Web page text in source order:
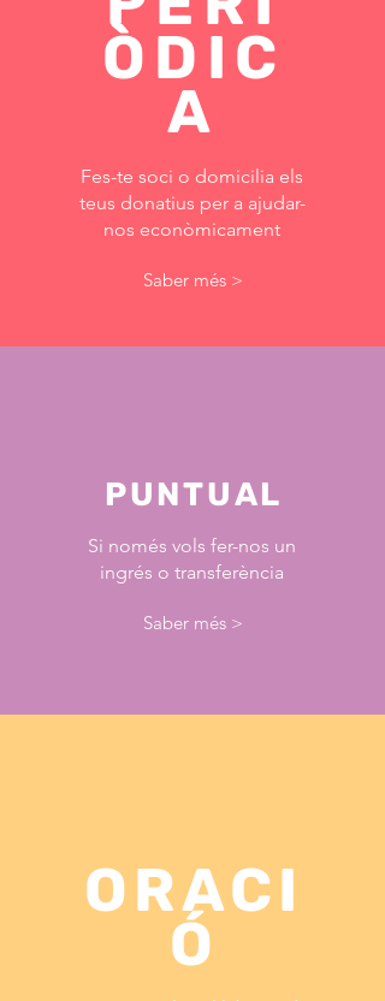
ÒDIC
A
Fes-te soci o domicilia els
teus donatius per a ajudar-
nos econòmicament
Saber més >
PUNTUAL
Si només vols fer-nos un
ingrés o transferència
Saber més >
ORACI
Ó